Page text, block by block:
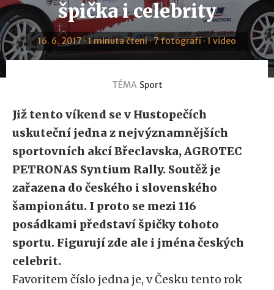
špička i celebrity
16. 6. 2017 · 1 minuta čtení · 7 fotografí · 1 video
TÉMA Sport
Již tento víkend se v Hustopečích
uskuteční jedna z nejvýznamnějších
sportovních akcí Břeclavska, AGROTEC
PETRONAS Syntium Rally. Soutěž je
zařazena do českého i slovenského
šampionátu. I proto se mezi 116
posádkami představí špičky tohoto
sportu. Figurují zde ale i jména českých
celebrit.
Favoritem číslo jedna je, v Česku tento rok